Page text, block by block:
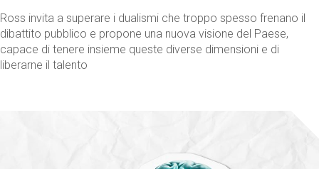
Ross invita a superare i dualismi che troppo spesso frenano il
dibattito pubblico e propone una nuova visione del Paese,
capace di tenere insieme queste diverse dimensioni e di
liberarne il talento